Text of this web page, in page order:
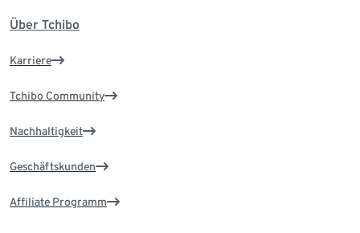
Über Tchibo
Karriere
Tchibo Community
Nachhaltigkeit
Geschäftskunden
Affiliate Programm